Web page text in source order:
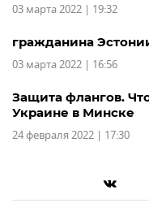
03 марта 2022 | 19:32
гражданина
03 марта 2022 | 16:56
Защита флангов.
Украине в Минске
24 февраля 2022 | 17:30